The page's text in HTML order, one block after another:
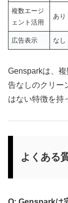
複数エージ
ェント活用
あり
広告表示 なし
Gensparkは、
告なしのクリー
はない特徴を持
よくある